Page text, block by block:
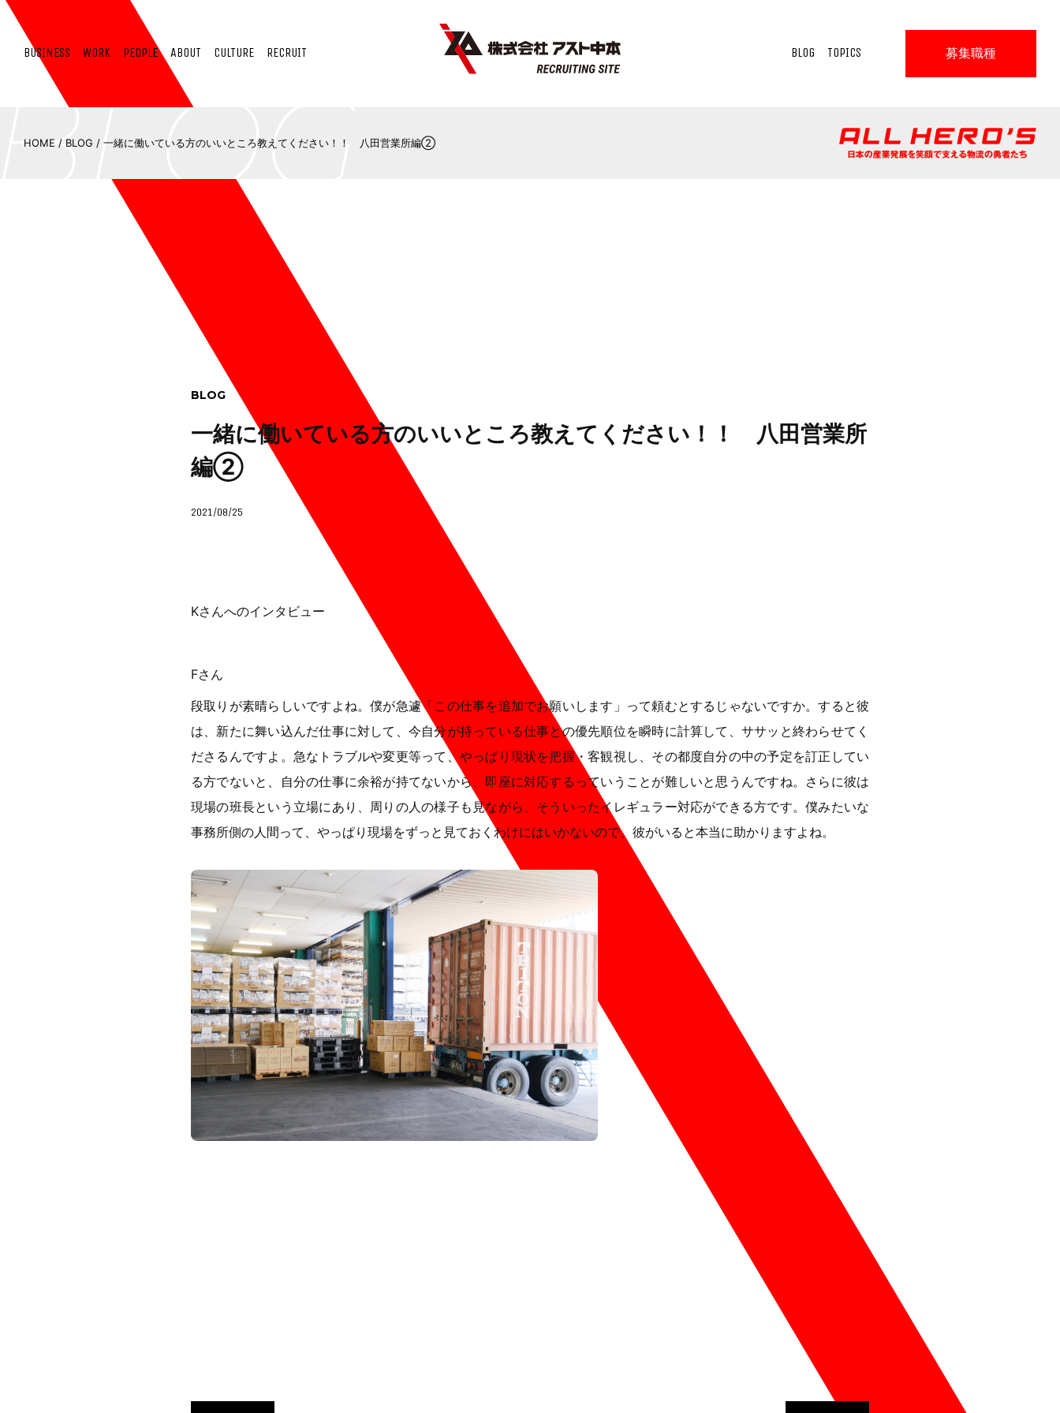
BUSINESS WORK PEOPLE ABOUT CULTURE RECRUIT BLOG TOPICS 募集職種
HOME / BLOG / 一緒に働いている方のいいところ教えてください！！ 八田営業所編②
BLOG
一緒に働いている方のいいところ教えてください！！ 八田営業所
編②
2021/08/25
Kさんへのインタビュー
Fさん
段取りが素晴らしいですよね。僕が急遽「この仕事を追加でお願いします」って頼むとするじゃないですか。すると彼
は、新たに舞い込んだ仕事に対して、今自分が持っている仕事との優先順位を瞬時に計算して、ササッと終わらせてく
ださるんですよ。急なトラブルや変更等って、やっぱり現状を把握・客観視し、その都度自分の中の予定を訂正してい
る方でないと、自分の仕事に余裕が持てないから、即座に対応するっていうことが難しいと思うんですね。さらに彼は
現場の班長という立場にあり、周りの人の様子も見ながら、そういったイレギュラー対応ができる方です。僕みたいな
事務所側の人間って、やっぱり現場をずっと見ておくわけにはいかないので、彼がいると本当に助かりますよね。